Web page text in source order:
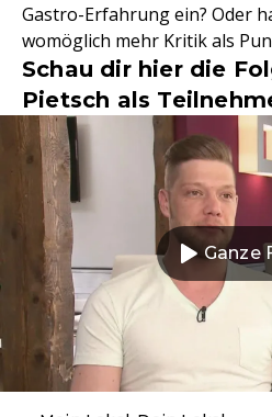
Gastro-Erfahrung ein? Oder
womöglich mehr Kritik als
Schau dir hier die
Pietsch als
Ganze